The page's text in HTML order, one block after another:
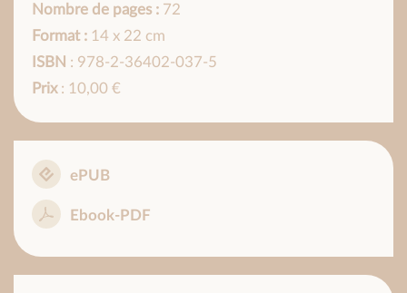
Nombre de pages : 72
Format : 14 x 22 cm
ISBN : 978-2-36402-037-5
Prix: 10,00 €
ePUB
Ebook-PDF